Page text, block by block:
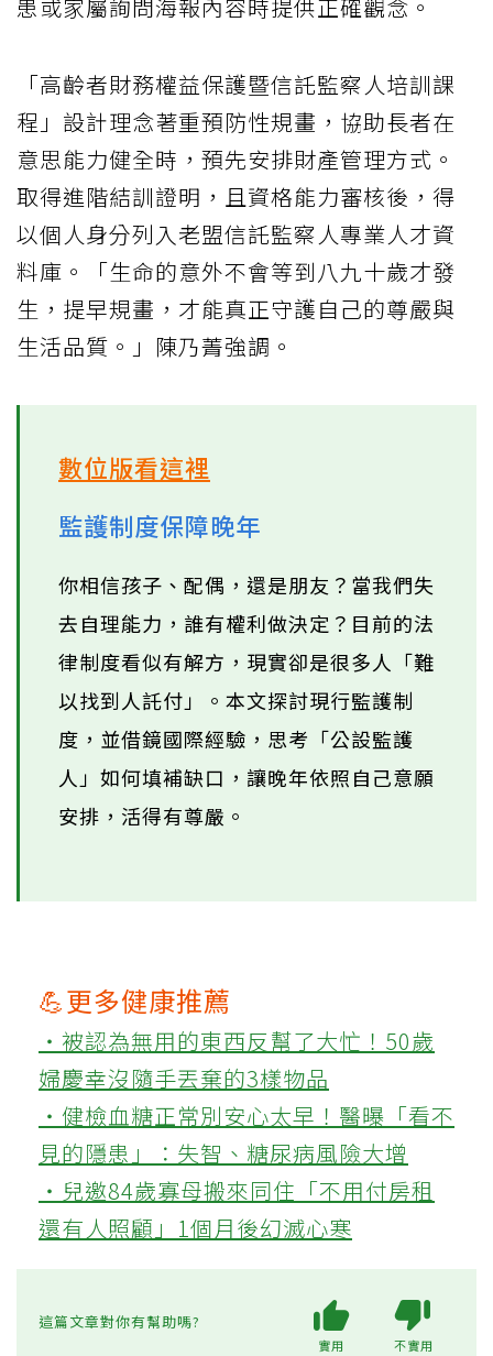
患或家屬詢問海報內容時提供正確觀念。
「高齡者財務權益保護暨信託監察人培訓課
程」設計理念著重預防性規畫，協助長者在
意思能力健全時，預先安排財產管理方式。
取得進階結訓證明，且資格能力審核後，得
以個人身分列入老盟信託監察人專業人才資
料庫。「生命的意外不會等到八九十歲才發
生，提早規畫，才能真正守護自己的尊嚴與
生活品質。」陳乃菁強調。
數位版看這裡
監護制度保障晚年
你相信孩子、配偶，還是朋友？當我們失
去自理能力，誰有權利做決定？目前的法
律制度看似有解方，現實卻是很多人「難
以找到人託付」。本文探討現行監護制
度，並借鏡國際經驗，思考「公設監護
人」如何填補缺口，讓晚年依照自己意願
安排，活得有尊嚴。
💪更多健康推薦
‧被認為無用的東西反幫了大忙！50歲
婦慶幸沒隨手丟棄的3樣物品
‧健檢血糖正常別安心太早！醫曝「看不
見的隱患」：失智、糖尿病風險大增
‧兒邀84歲寡母搬來同住「不用付房租
還有人照顧」1個月後幻滅心寒
這篇文章對你有幫助嗎?
實用 不實用